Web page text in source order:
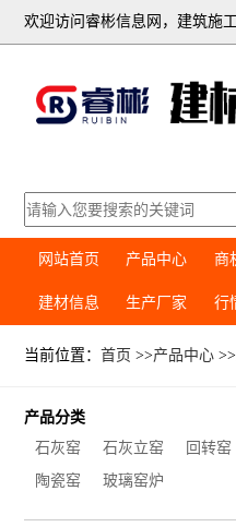
欢迎访问睿彬信息网，建筑施
网站首页 产品中心 商
建材信息 生产厂家 行
当前位置：首页 >>产品中心 >>
产品分类
石灰窑
石灰立窑 回转窑
陶瓷窑
玻璃窑炉